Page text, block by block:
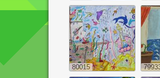
80015